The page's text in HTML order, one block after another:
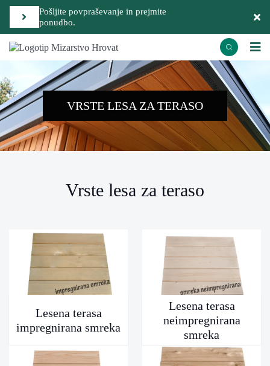
Pošljite povpraševanje in prejmite
ponudbo.
VRSTE LESA ZA TERASO
Vrste lesa za teraso
Lesena terasa
impregnirana smreka
Lesena terasa
neimpregnirana
smreka